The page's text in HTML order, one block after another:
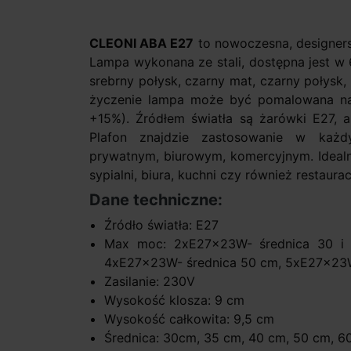
CLEONI ABA E27 to nowoczesna,
Lampa wykonana ze stali, dostępna jest
srebrny połysk, czarny mat, czarny
życzenie lampa może być pomalowana
+15%). Źródłem światła są żarówki
Plafon znajdzie zastosowanie w
prywatnym, biurowym, komercyjnym.
sypialni, biura, kuchni czy również
Dane techniczne:
Źródło światła: E27
Max moc: 2xE27x23W- średnica 30
4xE27x23W- średnica 50 cm,
Zasilanie: 230V
Wysokość klosza: 9 cm
Wysokość całkowita: 9,5 cm
Średnica: 30cm, 35 cm, 40 cm, 50 cm,